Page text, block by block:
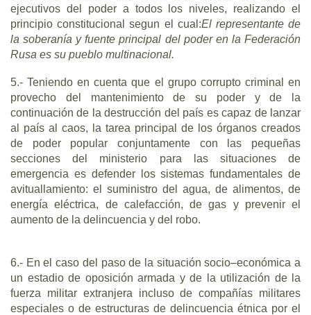
ejecutivos del poder a todos los niveles, realizando el
principio constitucional segun el cual:El representante de
la soberanía y fuente principal del poder en la Federación
Rusa es su pueblo multinacional.
5.- Teniendo en cuenta que el grupo corrupto criminal en
provecho del mantenimiento de su poder y de la
continuación de la destrucción del país es capaz de lanzar
al país al caos, la tarea principal de los órganos creados
de poder popular conjuntamente con las pequeñas
secciones del ministerio para las situaciones de
emergencia es defender los sistemas fundamentales de
avituallamiento: el suministro del agua, de alimentos, de
energía eléctrica, de calefacción, de gas y prevenir el
aumento de la delincuencia y del robo.
6.- En el caso del paso de la situación socio–económica a
un estadio de oposición armada y de la utilización de la
fuerza militar extranjera incluso de compañías militares
especiales o de estructuras de delincuencia étnica por el